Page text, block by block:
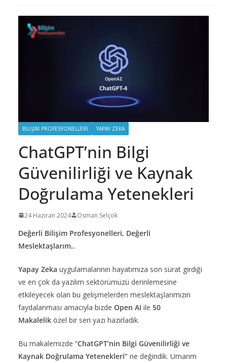
BILIŞIM PROFESYONELLERI YAPAY ZEKA
ChatGPT’nin Bilgi
Güvenilirliği ve Kaynak
Doğrulama Yetenekleri
24 Haziran 2024 Osman Selçok
Değerli Bilişim Profesyonelleri, Değerli
Meslektaşlarım..
Yapay Zeka uygulamalarının hayatımıza son sürat girdiği
ve en çok da yazılım sektörümüzü derinlemesine
etkileyecek olan bu gelişmelerden meslektaşlarımızın
faydalanması amacıyla bizde Open AI ile 50
Makalelik özel bir seri yazı hazırladık.
Bu makalemizde “ChatGPT’nin Bilgi Güvenilirliği ve
Kaynak Doğrulama Yetenekleri” ne değindik. Umarım